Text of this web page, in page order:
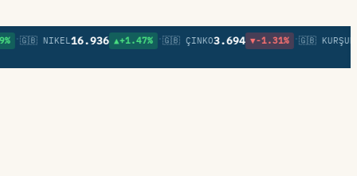
NIKEL16.936 ▲+1.47% •🇬🇧 ÇINKO3.694 ▼-1.31% •🇬🇧 KURŞUN0,85